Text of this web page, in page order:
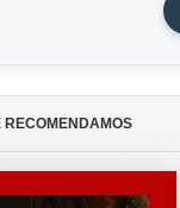
RECOMENDAMOS